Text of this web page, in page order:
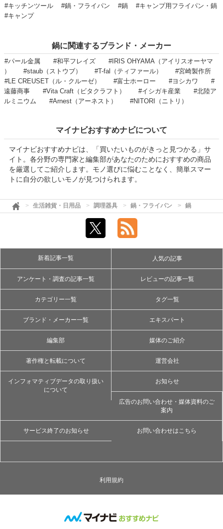
#キッチンツール
#鍋・フライパン #鍋
#キャンプ用フライパン・鍋
#キャンプ
鍋に関連するブランド・メーカー
#パール金属 #和平フレイズ
#IRIS OHYAMA（アイリスオーヤマ
）
#staub（ストウブ） #T-fal（ティファール）
#宮崎製作所
#LE CREUSET（ル・クルーゼ）
#富士ホーロー #ヨシカワ
#
遠藤商事
#Vita Craft（ビタクラフト） #イシガキ産業
#北陸ア
ルミニウム
#Arnest（アーネスト） #NITORI（ニトリ）
マイナビおすすめナビについて
マイナビおすすめナビは、「買いたいものがきっと見つかる」サ
イト。各分野の専門家と編集部があなたのためにおすすめの商品
を厳選してご紹介します。モノ選びに悩むことなく、簡単スマー
トに自分の欲しいモノが見つけられます。
生活雑貨・日用品 調理器具 鍋・フライパン 鍋
新着記事一覧 人気の記事
アンケート・調査の記事一覧 レビューの記事一覧
カテゴリー一覧 タグ一覧
ブランド・メーカー一覧 エキスパート
編集部 媒体のご紹介
著作権と転載について 運営会社
インフォマティブデータの取り扱い
について
お知らせ
広告のお問い合わせ・媒体資料のご
案内
サービス終了のお知らせ お問い合わせはこちら
利用規約